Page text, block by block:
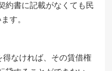
約書に記載がなくても民
す。
得なければ、その賃借権